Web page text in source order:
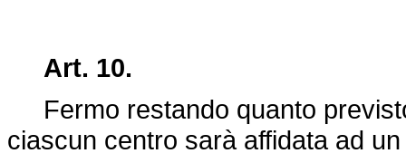
Art. 10.
Fermo restando quanto
ciascun centro sarà affidata ad